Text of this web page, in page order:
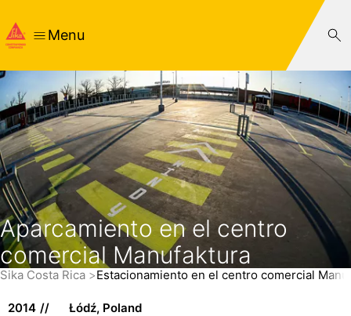
Menu
Aparcamiento en el centro
comercial Manufaktura
Sika Costa Rica Estacionamiento en el centro comercial
2014 Łódź, Poland